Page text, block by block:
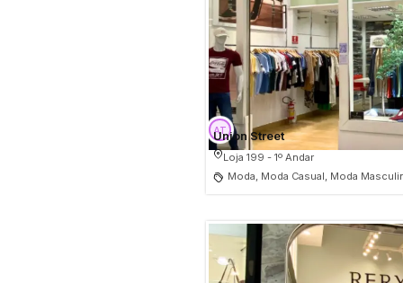
Union Street
Loja 199 - 1º Andar
Moda, Moda Casual, Moda